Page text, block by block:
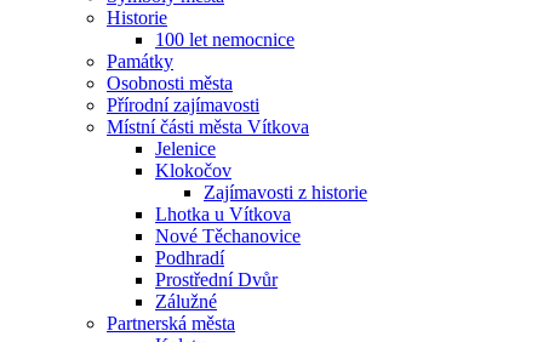
Historie
100 let nemocnice
Památky
Osobnosti města
Přírodní zajímavosti
Místní části města Vítkova
Jelenice
Klokočov
Zajímavosti z historie
Lhotka u Vítkova
Nové Těchanovice
Podhradí
Prostřední Dvůr
Zálužné
Partnerská města